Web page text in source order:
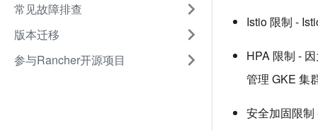
常见故障排查
版本迁移
参与Rancher开源项目
Istio 限制 -
HPA 限制 -
管理 GKE 集
安全加固限制